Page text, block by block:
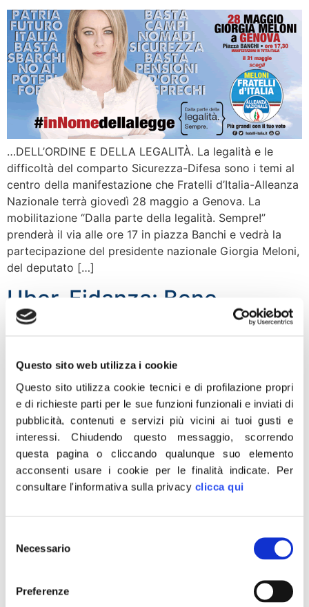
Questo sito web utilizza i cookie
Questo sito utilizza cookie tecnici e di profilazione propri
e di richieste parti per le sue funzioni funzionali e inviati di
pubblicità, contenuti e servizi più vicini ai tuoi gusti e
interessi.Chiudendo questo messaggio, scorrendo
questa pagina o cliccando qualunque suo elemento
acconsenti usare i cookie per le finalità indicate. Per
consultare l'informativa sulla privacy clicca qui
delNecessario
Preferenze
…DELL’ORDINE E DELLA LEGALITÀ. La legalità e le
difficoltà del comparto Sicurezza-Difesa sono i temi al
centro della manifestazione che Fratelli d’Italia-Alleanza
Nazionale terrà giovedì 28 maggio a Genova. La
mobilitazione “Dalla parte della legalità. Sempre!”
prenderà il via alle ore 17 in piazza Banchi e vedrà la
partecipazione del presidente nazionale Giorgia Meloni,
del deputato […]
Uber, Fidanza: Bene
decisione tribunale Milano…
…UN GIUDICE FA QUELLO CHE IL PD COMPLICE NON
HA FATTO. «Finalmente un giudice fa quello che certi
politici complici, a partire dal Pd e dal Governo Renzi,
non hanno avuto il coraggio di fare: “Uber Pop” è